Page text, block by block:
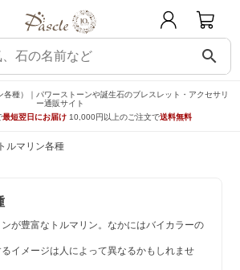
search
種）｜パワーストーンや誕生石のブレスレット・アクセサリ
ー通販サイト
最短翌日にお届け 10,000円以上のご注文で送料無料
ルマリン各種
が豊富なトルマリン。なかにはバイカラーの
イメージは人によって異なるかもしれませ